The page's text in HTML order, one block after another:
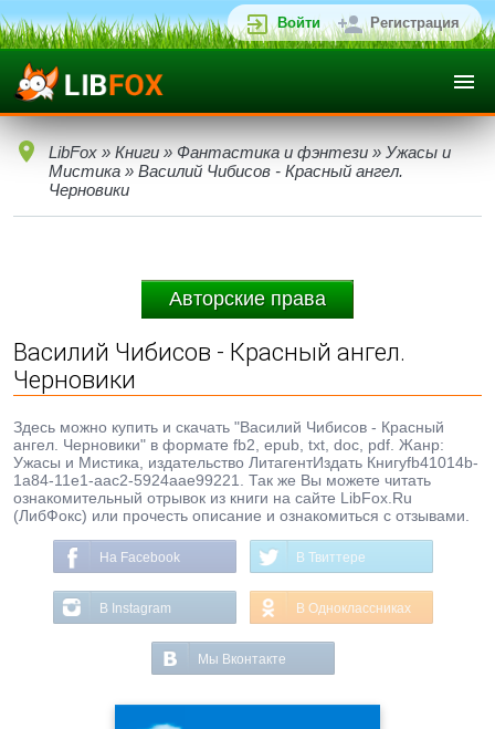
Войти Регистрация
LibFox » Книги » Фантастика и фэнтези » Ужасы и
Мистика » Василий Чибисов - Красный ангел.
Черновики
Авторские права
Василий Чибисов - Красный ангел.
Черновики
Здесь можно купить и скачать "Василий Чибисов - Красный
ангел. Черновики" в формате fb2, epub, txt, doc, pdf. Жанр:
Ужасы и Мистика, издательство ЛитагентИздать Книгуfb41014b-
1a84-11e1-aac2-5924aae99221. Так же Вы можете читать
ознакомительный отрывок из книги на сайте LibFox.Ru
(ЛибФокс) или прочесть описание и ознакомиться с отзывами.
На Facebook В Твиттере
В Instagram В Одноклассниках
Мы Вконтакте